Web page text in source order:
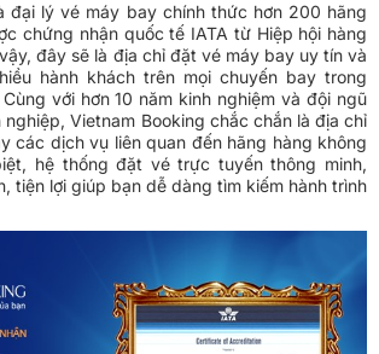
đại lý vé máy bay chính thức hơn 200 hãng
chứng nhận quốc tế IATA từ Hiệp hội hàng
đây sẽ là địa chỉ đặt vé máy bay uy tín và
hành khách trên mọi chuyến bay trong
với hơn 10 năm kinh nghiệm và đội ngũ
Vietnam Booking chắc chắn là địa chỉ
các dịch vụ liên quan đến hãng hàng không
hệ thống đặt vé trực tuyến thông minh,
tiện lợi giúp bạn dễ dàng tìm kiếm hành trình